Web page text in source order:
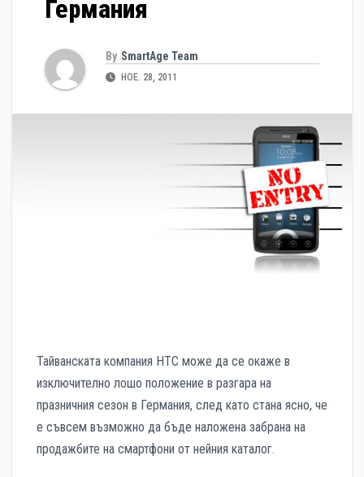
Германия
By SmartAge Team
НОЕ. 28, 2011
Тайванската компания HTC може да се окаже в
изключително лошо положение в разгара на
празничния сезон в Германия, след като стана ясно, че
е съвсем възможно да бъде наложена забрана на
продажбите на смартфони от нейния каталог.